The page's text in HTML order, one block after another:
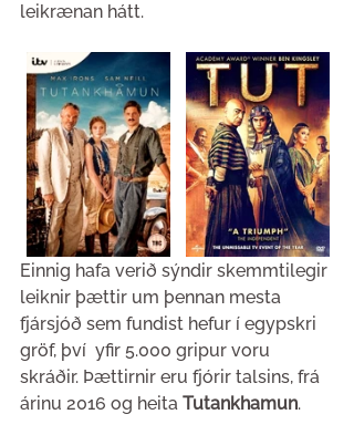
leikrænan hátt.
Einnig hafa verið sýndir skemmtilegir
leiknir þættir um þennan mesta
fjársjóð sem fundist hefur í egypskri
gröf, því  yfir 5.000 gripur voru
skráðir. Þættirnir eru fjórir talsins, frá
árinu 2016 og heita Tutankhamun.